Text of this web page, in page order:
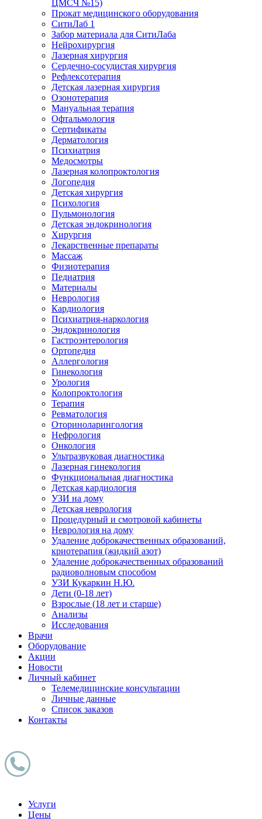
ЦМСЧ №15)
Прокат медицинского оборудования
СитиЛаб 1
Забор материала для СитиЛаба
Нейрохирургия
Лазерная хирургия
Сердечно-сосудистая хирургия
Рефлексотерапия
Детская лазерная хирургия
Озонотерапия
Мануальная терапия
Офтальмология
Сертификаты
Дерматология
Психиатрия
Медосмотры
Лазерная колопроктология
Логопедия
Детская хирургия
Психология
Пульмонология
Детская эндокринология
Хирургия
Лекарственные препараты
Массаж
Физиотерапия
Педиатрия
Материалы
Неврология
Кардиология
Психиатрия-наркология
Эндокринология
Гастроэнтерология
Ортопедия
Аллергология
Гинекология
Урология
Колопроктология
Терапия
Ревматология
Оториноларингология
Нефрология
Онкология
Ультразвуковая диагностика
Лазерная гинекология
Функциональная диагностика
Детская кардиология
УЗИ на дому
Детская неврология
Процедурный и смотровой кабинеты
Неврология на дому
Удаление доброкачественных образований,
криотерапия (жидкий азот)
Удаление доброкачественных образований
радиоволновым способом
УЗИ Кукаркин Н.Ю.
Дети (0-18 лет)
Взрослые (18 лет и старше)
Анализы
Исследования
Врачи
Оборудование
Акции
Новости
Личный кабинет
Телемедицинские консультации
Личные данные
Список заказов
Контакты
Услуги
Цены